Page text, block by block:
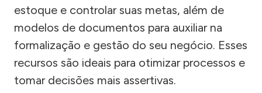
estoque e controlar suas metas, além de
modelos de documentos para auxiliar na
formalização e gestão do seu negócio. Esses
recursos são ideais para otimizar processos e
tomar decisões mais assertivas.